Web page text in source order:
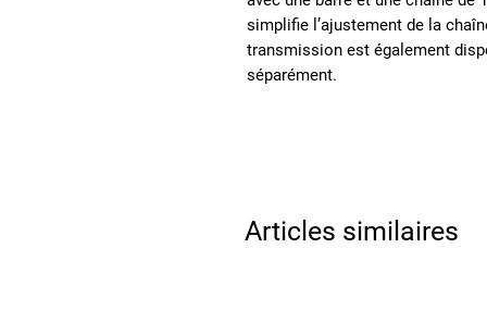
simplifie l’ajustement de la
transmission est également
séparément.
Articles similaires